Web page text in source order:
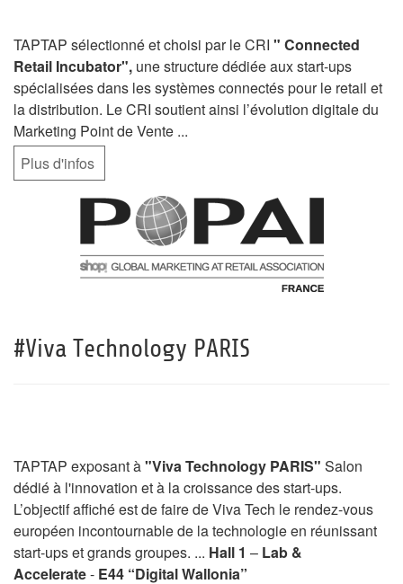
TAPTAP sélectionné et choisi par le CRI " Connected
Retail Incubator", une structure dédiée aux start-ups
spécialisées dans les systèmes connectés pour le retail et
la distribution. Le CRI soutient ainsi l’évolution digitale du
Marketing Point de Vente ...
Plus d'infos
#Viva Technology PARIS
TAPTAP exposant à"Viva Technology PARIS" Salon
dédié à l'innovation et à la croissance des start-ups.
L’objectif affiché est de faire de Viva Tech le rendez-vous
européen incontournable de la technologie en réunissant
start-ups et grands groupes. ... Hall 1 – Lab &
Accelerate- E44 “Digital Wallonia”